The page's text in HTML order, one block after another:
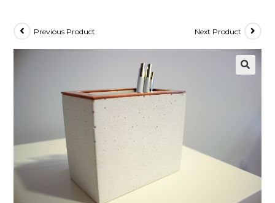
Previous Product Next Product